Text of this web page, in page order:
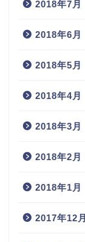
2018年7月
2018年6月
2018年5月
2018年4月
2018年3月
2018年2月
2018年1月
2017年12月